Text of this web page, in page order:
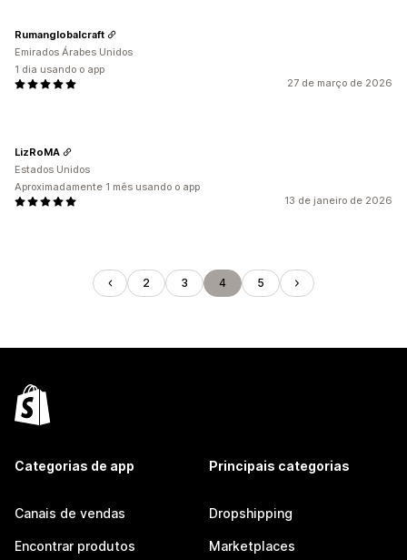
27 de março de 2026
Rumanglobalcraft
Emirados Árabes Unidos
1 dia usando o app
13 de janeiro de 2026
LizRoMA
Estados Unidos
Aproximadamente 1 mês usando o app
2 3 4 5
Categorias de app
Canais de vendas
Encontrar produtos
Principais categorias
Dropshipping
Marketplaces